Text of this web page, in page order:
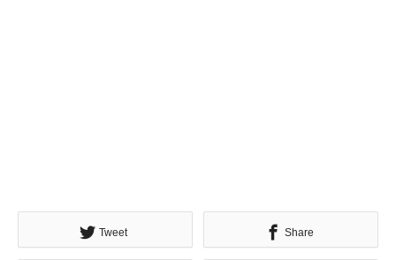
Tweet Share